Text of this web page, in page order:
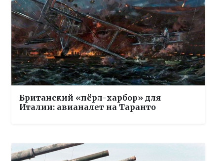
Британский «пёрл-харбор» для
Италии: авианалет на Таранто